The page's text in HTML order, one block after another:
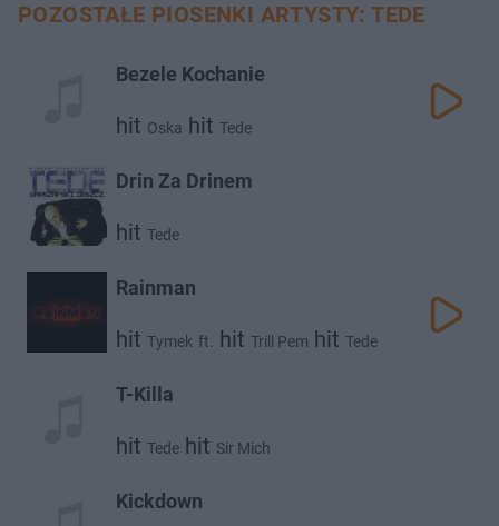
POZOSTAŁE PIOSENKI ARTYSTY: TEDE
Bezele Kochanie
hit Oska hit Tede
Drin Za Drinem
hit Tede
Rainman
hit Tymek ft. hit Trill Pem hit Tede
T-Killa
hit Tede hit Sir Mich
Kickdown